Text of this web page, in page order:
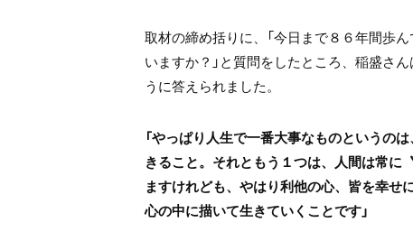
取材の締め括りに、「今日まで８６年間歩
いますか？」と質問をしたところ、稲盛さ
うに答えられました。
「やっぱり人生で一番大事なものというの
きること。それともう１つは、人間は常に
ますけれども、やはり利他の心、皆を幸せ
心の中に描いて生きていくことです」